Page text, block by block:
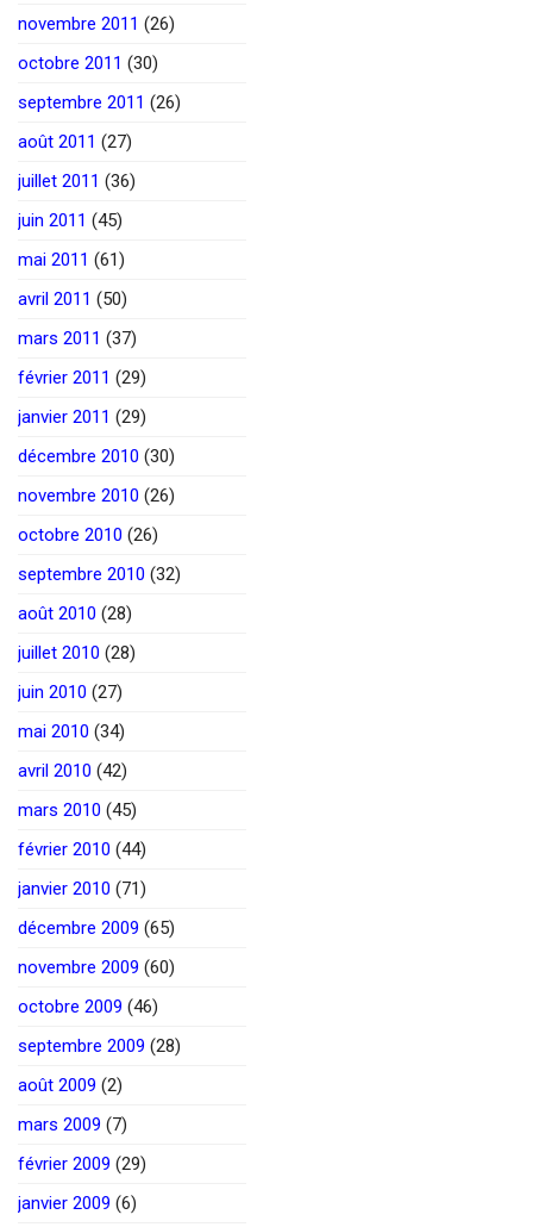
novembre 2011 (26)
octobre 2011 (30)
septembre 2011 (26)
août 2011 (27)
juillet 2011 (36)
juin 2011 (45)
mai 2011 (61)
avril 2011 (50)
mars 2011 (37)
février 2011 (29)
janvier 2011 (29)
décembre 2010 (30)
novembre 2010 (26)
octobre 2010 (26)
septembre 2010 (32)
août 2010 (28)
juillet 2010 (28)
juin 2010 (27)
mai 2010 (34)
avril 2010 (42)
mars 2010 (45)
février 2010 (44)
janvier 2010 (71)
décembre 2009 (65)
novembre 2009 (60)
octobre 2009 (46)
septembre 2009 (28)
août 2009 (2)
mars 2009 (7)
février 2009 (29)
janvier 2009 (6)